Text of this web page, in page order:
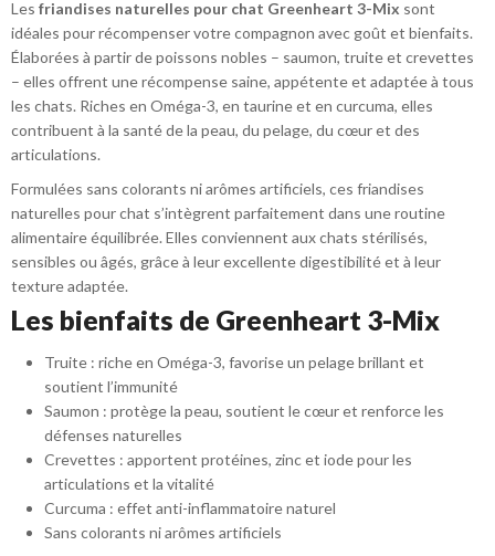
Les friandises naturelles pour chat Greenheart 3-Mix sont
idéales pour récompenser votre compagnon avec goût et bienfaits.
Élaborées à partir de poissons nobles – saumon, truite et crevettes
– elles offrent une récompense saine, appétente et adaptée à tous
les chats. Riches en Oméga-3, en taurine et en curcuma, elles
contribuent à la santé de la peau, du pelage, du cœur et des
articulations.
Formulées sans colorants ni arômes artificiels, ces friandises
naturelles pour chat s’intègrent parfaitement dans une routine
alimentaire équilibrée. Elles conviennent aux chats stérilisés,
sensibles ou âgés, grâce à leur excellente digestibilité et à leur
texture adaptée.
Les bienfaits de Greenheart 3-Mix
Truite : riche en Oméga-3, favorise un pelage brillant et
soutient l’immunité
Saumon : protège la peau, soutient le cœur et renforce les
défenses naturelles
Crevettes : apportent protéines, zinc et iode pour les
articulations et la vitalité
Curcuma : effet anti-inflammatoire naturel
Sans colorants ni arômes artificiels